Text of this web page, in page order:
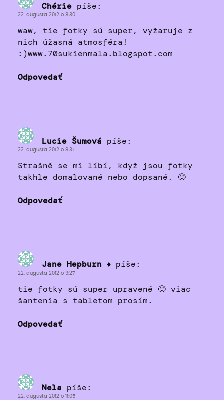
Chérie píše:
22. augusta 2012 o 8:30
waw, tie fotky sú super, vyžaruje z
nich úžasná atmosféra!
:)www.70sukienmala.blogspot.com
Odpovedať
Lucie Šumová píše:
22. augusta 2012 o 8:31
Strašně se mi líbí, když jsou fotky
takhle domalované nebo dopsané. 🙂
Odpovedať
Jane Hepburn ♦ píše:
22. augusta 2012 o 9:27
tie fotky sú super upravené 🙂 viac
šantenia s tabletom prosím.
Odpovedať
Nela píše:
22. augusta 2012 o 11:05